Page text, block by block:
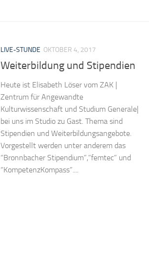
LIVE-STUNDE OKTOBER 4, 2017
Weiterbildung und Stipendien
Heute ist Elisabeth Löser vom ZAK |
Zentrum für Angewandte
Kulturwissenschaft und Studium Generale|​
bei uns im Studio zu Gast. Thema sind
Stipendien und Weiterbildungsangebote.
Vorgestellt werden unter anderem das
“Bronnbacher Stipendium”,”femtec” und
“KompetenzKompass”....